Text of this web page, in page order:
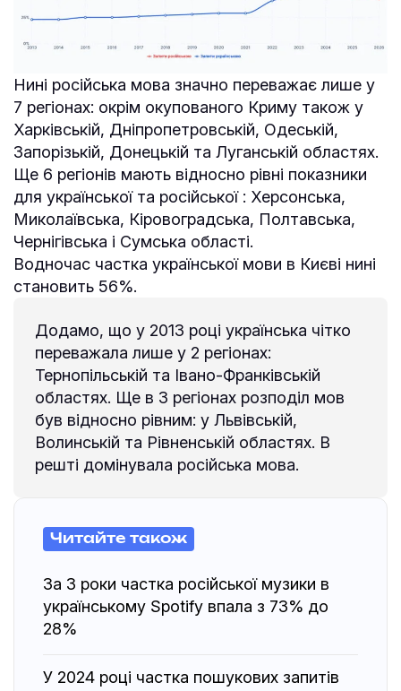
Нині російська мова значно переважає лише у
7 регіонах: окрім окупованого Криму також у
Харківській, Дніпропетровській, Одеській,
Запорізькій, Донецькій та Луганській областях.
Ще 6 регіонів мають відносно рівні показники
для української та російської : Херсонська,
Миколаївська, Кіровоградська, Полтавська,
Чернігівська і Сумська області.
Водночас частка української мови в Києві нині
становить 56%.
Додамо, що у 2013 році українська чітко
переважала лише у 2 регіонах:
Тернопільській та Івано-Франківській
областях. Ще в 3 регіонах розподіл мов
був відносно рівним: у Львівській,
Волинській та Рівненській областях. В
решті домінувала російська мова.
Читайте також
За 3 роки частка російської музики в
українському Spotify впала з 73% до
28%
У 2024 році частка пошукових запитів